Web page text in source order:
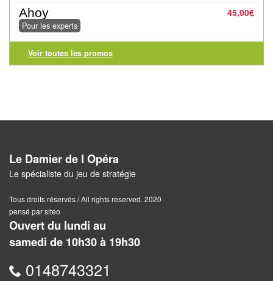
Backgammon
Jeux
traditionnels
Coffrets
–
multijeux
Cartes
traditionnelles
45,00€
Ahoy
Pour les experts
Voir toutes les promos
Le Damier de l Opéra
Le spécialiste du jeu de stratégie
Tous droits réservés / All rights reserved. 2020
pensé par siteo
Ouvert du lundi au
samedi de 10h30 à 19h30
0148743321